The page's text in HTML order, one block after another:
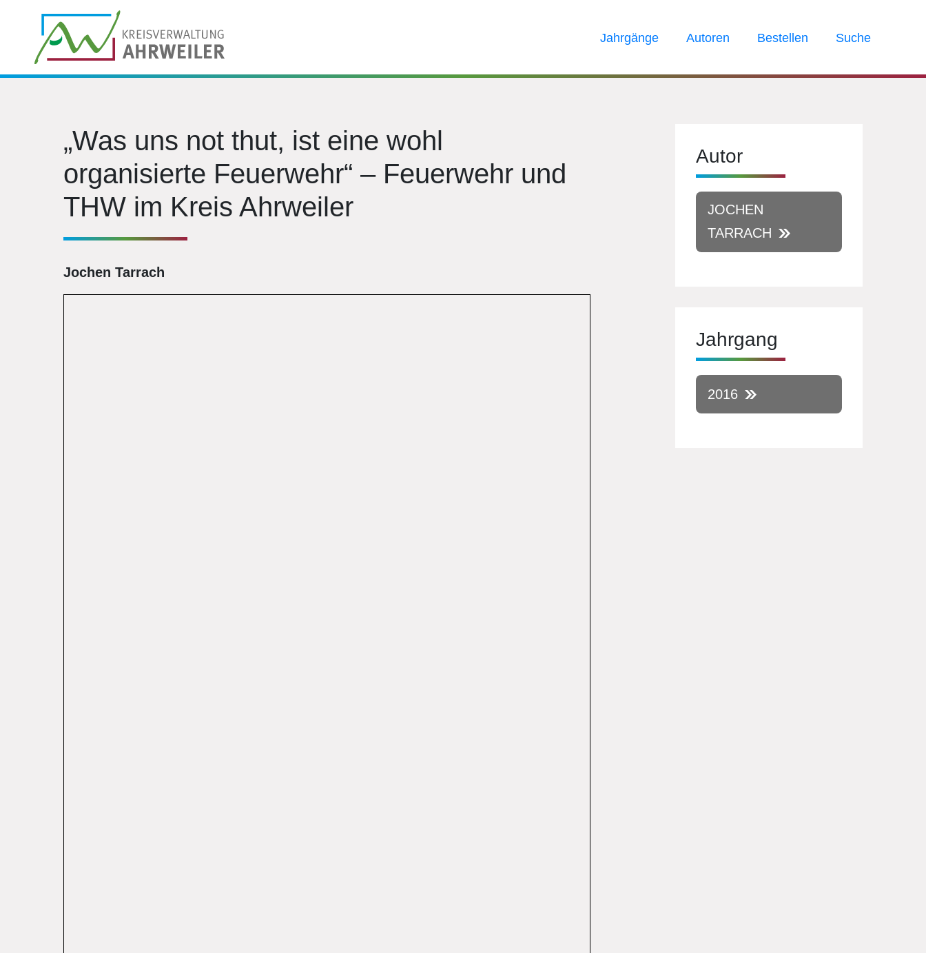
Jahrgänge Autoren Bestellen Suche
„Was uns not thut, ist eine wohl
organisierte Feuerwehr“ – Feuerwehr und
THW im Kreis Ahrweiler
Jochen Tarrach
Autor
JOCHEN
TARRACH
Jahrgang
2016